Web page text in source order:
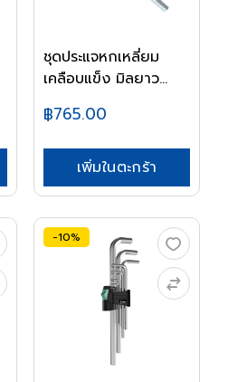
ชุดประแจหกเหลี่ยม
เคลือบแข็ง มิลยาว...
฿765.00
เพิ่มในตะกร้า
-10%